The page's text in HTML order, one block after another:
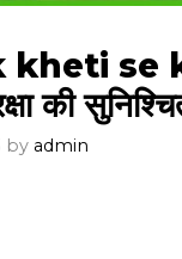
kheti se
की
by admin